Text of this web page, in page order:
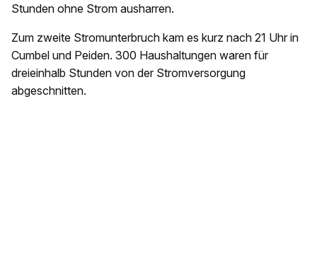
Stunden ohne Strom ausharren.
Zum zweite Stromunterbruch kam es kurz nach 21 Uhr in
Cumbel und Peiden. 300 Haushaltungen waren für
dreieinhalb Stunden von der Stromversorgung
abgeschnitten.